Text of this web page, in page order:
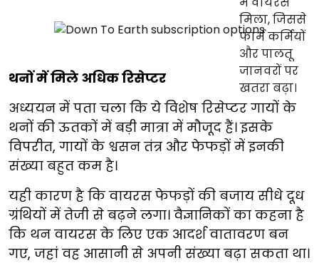
थनों में मिले अधिक रिसेप्टर
अध्ययन में पता चला कि ये विशेष रिसेप्टर गायों के
थनों की ऊतकों में बड़ी मात्रा में मौजूद हैं। इसके
विपरीत, गायों के श्वसन तंत्र और फेफड़ों में इनकी
संख्या बहुत कम है।
यही कारण है कि वायरस फेफड़ों की बजाय सीधे दूध
ग्रंथियों में तेजी से बढ़ने लगा। वैज्ञानिकों का कहना है
कि थन वायरस के लिए एक आदर्श वातावरण बन
गए, जहां वह आसानी से अपनी संख्या बढ़ा सकता था।